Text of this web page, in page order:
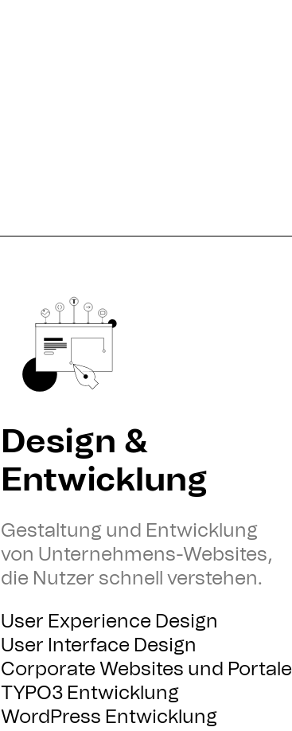
Design &
Entwicklung
Gestaltung und Entwicklung
von Unternehmens-Websites,
die Nutzer schnell verstehen.
User Experience Design
User Interface Design
Corporate Websites und Portale
TYPO3 Entwicklung
WordPress Entwicklung